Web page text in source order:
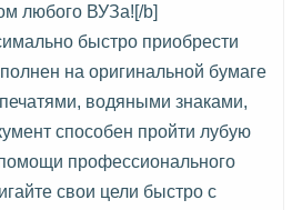
любого ВУЗа![/b]
быстро приобрести
на оригинальной бумаге
водяными знаками,
способен пройти лубую
профессионального
свои цели быстро с